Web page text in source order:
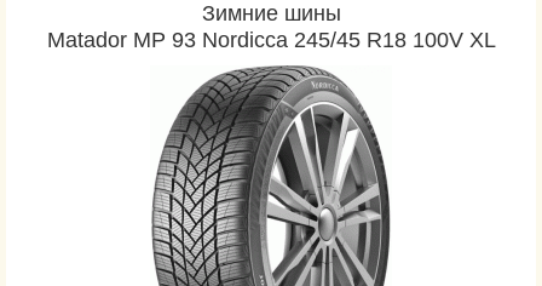
Зимние шины
Matador MP 93 Nordicca 245/45 R18 100V XL